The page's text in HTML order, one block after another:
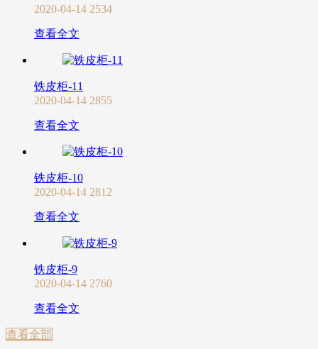
2020-04-14 2534
查看全文
铁皮柜-11
2020-04-14 2855
查看全文
铁皮柜-10
2020-04-14 2812
查看全文
铁皮柜-9
2020-04-14 2760
查看全文
查看全部